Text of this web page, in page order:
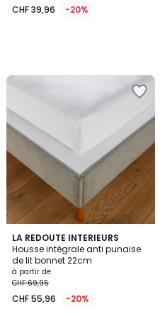
CHF 39,96 -20%
LA REDOUTE INTERIEURS
Housse intégrale anti punaise
de lit bonnet 22cm
à partir de
CHF 69,95
CHF 55,96 -20%
1
/
5